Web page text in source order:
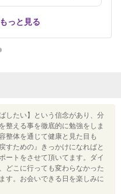
っと見る
したい】という信念があり、分
整える事を徹底的に勉強をしま
整体を通じて健康と見た目も
すための』きっかけになればと
ートをさせて頂いてます。ダイ
どこに行っても変わらなかった
す。お会いできる日を楽しみに